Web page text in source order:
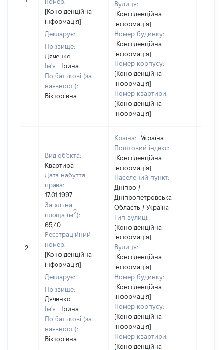
номер:
[Конфіденційна
інформація]
Декларує:
Прізвище:
Дяченко
Ім'я:
Ірина
По батькові (за
наявності):
Вікторівна
Вулиця:
[Конфіденційна
інформація]
Номер будинку:
[Конфіденційна
інформація]
Номер корпусу:
[Конфіденційна
інформація]
Номер квартири:
[Конфіденційна
інформація]
2
Вид об'єкта:
Квартира
Дата набуття
права:
17.01.1997
Загальна
площа (м2):
65,40
Реєстраційний
номер:
[Конфіденційна
інформація]
Декларує:
Прізвище:
Дяченко
Ім'я:
Ірина
По батькові (за
наявності):
Вікторівна
Країна:
Україна
Поштовий індекс:
[Конфіденційна
інформація]
Населений пункт:
Дніпро /
Дніпропетровська
Область / Україна
Тип вулиці:
[Конфіденційна
інформація]
Вулиця:
[Конфіденційна
інформація]
Номер будинку:
[Конфіденційна
інформація]
Номер корпусу:
[Конфіденційна
інформація]
Номер квартири:
[Конфіденційна